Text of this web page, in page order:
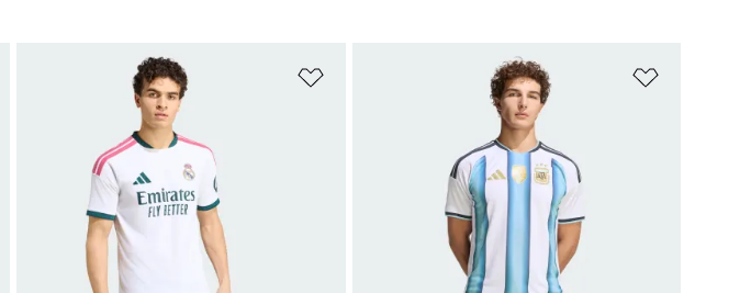
Añadir a la lista de deseos Añadir a la lista de deseos